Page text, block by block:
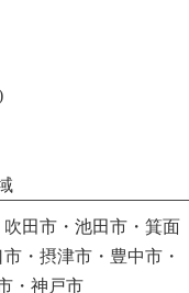
田市・池田市・箕面
・摂津市・豊中市・
・神戸市